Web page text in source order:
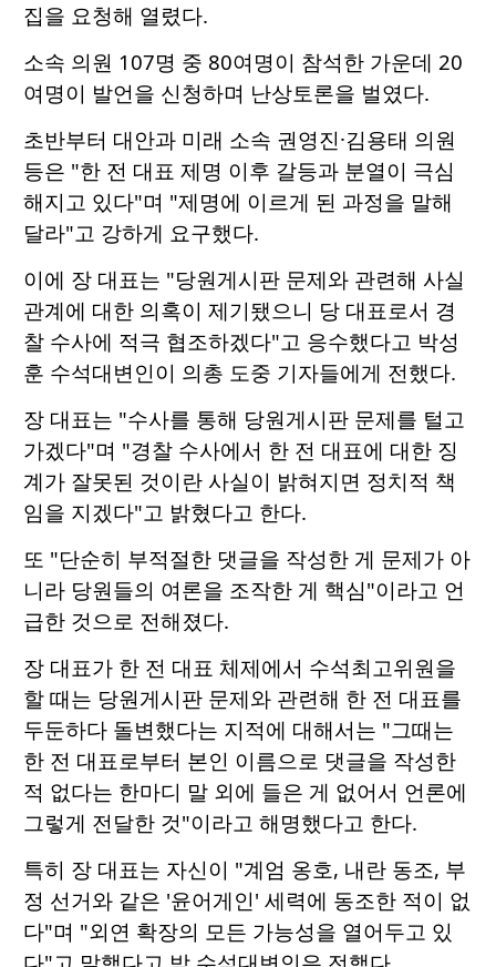
집을 요청해 열렸다.
소속 의원 107명 중 80여명이 참석한 가운데 20
여명이 발언을 신청하며 난상토론을 벌였다.
초반부터 대안과 미래 소속 권영진·김용태 의원
등은 "한 전 대표 제명 이후 갈등과 분열이 극심
해지고 있다"며 "제명에 이르게 된 과정을 말해
달라"고 강하게 요구했다.
이에 장 대표는 "당원게시판 문제와 관련해 사실
관계에 대한 의혹이 제기됐으니 당 대표로서 경
찰 수사에 적극 협조하겠다"고 응수했다고 박성
훈 수석대변인이 의총 도중 기자들에게 전했다.
장 대표는 "수사를 통해 당원게시판 문제를 털고
가겠다"며 "경찰 수사에서 한 전 대표에 대한 징
계가 잘못된 것이란 사실이 밝혀지면 정치적 책
임을 지겠다"고 밝혔다고 한다.
또 "단순히 부적절한 댓글을 작성한 게 문제가 아
니라 당원들의 여론을 조작한 게 핵심"이라고 언
급한 것으로 전해졌다.
장 대표가 한 전 대표 체제에서 수석최고위원을
할 때는 당원게시판 문제와 관련해 한 전 대표를
두둔하다 돌변했다는 지적에 대해서는 "그때는
한 전 대표로부터 본인 이름으로 댓글을 작성한
적 없다는 한마디 말 외에 들은 게 없어서 언론에
그렇게 전달한 것"이라고 해명했다고 한다.
특히 장 대표는 자신이 "계엄 옹호, 내란 동조, 부
정 선거와 같은 '윤어게인' 세력에 동조한 적이 없
다"며 "외연 확장의 모든 가능성을 열어두고 있